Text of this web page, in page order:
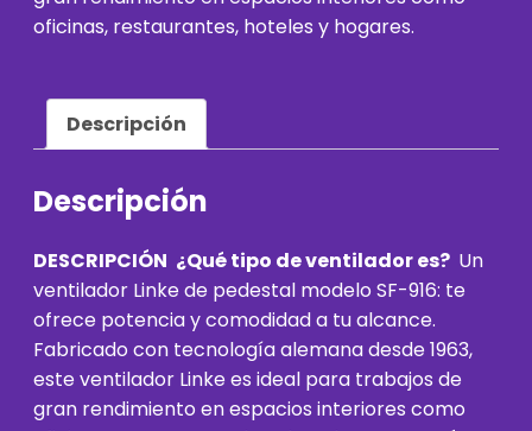
oficinas, restaurantes, hoteles y hogares.
Descripción
Descripción
DESCRIPCIÓN ¿Qué tipo de ventilador es? Un
ventilador Linke de pedestal modelo SF-916: te
ofrece potencia y comodidad a tu alcance.
Fabricado con tecnología alemana desde 1963,
este ventilador Linke es ideal para trabajos de
gran rendimiento en espacios interiores como